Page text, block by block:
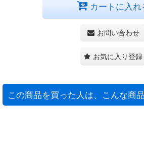
カートに入れ
お問い合わせ
お気に入り登録
この商品を買った人は、こんな商